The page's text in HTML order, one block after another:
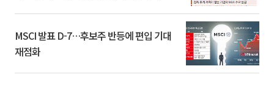
MSCI 발표 D-7…후보주 반등에 편입 기대
재점화